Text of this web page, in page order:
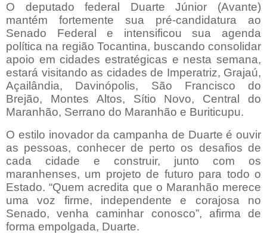
O deputado federal Duarte Júnior (Avante)
mantém fortemente sua pré-candidatura ao
Senado Federal e intensificou sua agenda
política na região Tocantina, buscando consolidar
apoio em cidades estratégicas e nesta semana,
estará visitando as cidades de Imperatriz, Grajaú,
Açailândia, Davinópolis, São Francisco do
Brejão, Montes Altos, Sítio Novo, Central do
Maranhão, Serrano do Maranhão e Buriticupu.
O estilo inovador da campanha de Duarte é ouvir
as pessoas, conhecer de perto os desafios de
cada cidade e construir, junto com os
maranhenses, um projeto de futuro para todo o
Estado. “Quem acredita que o Maranhão merece
uma voz firme, independente e corajosa no
Senado, venha caminhar conosco”, afirma de
forma empolgada, Duarte.